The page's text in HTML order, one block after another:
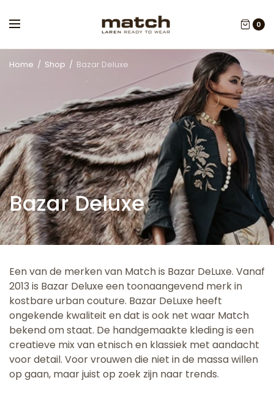
0
Home / Shop / Bazar Deluxe
Bazar Deluxe
Een van de merken van Match is Bazar DeLuxe. Vanaf
2013 is Bazar Deluxe een toonaangevend merk in
kostbare urban couture. Bazar DeLuxe heeft
ongekende kwaliteit en dat is ook net waar Match
bekend om staat. De handgemaakte kleding is een
creatieve mix van etnisch en klassiek met aandacht
voor detail. Voor vrouwen die niet in de massa willen
op gaan, maar juist op zoek zijn naar trends.